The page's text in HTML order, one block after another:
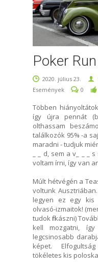
Poker
2020. július 23.
Események
0
Többen
így újra pennát
olthassam
találkozók 95% -a
maradni - tudjuk
_ _ d, sem a v_ _ _
voltam írni, így van
Múlt hétvégén a
voltunk
legyen ez egy kis
olvasó-izmaitok!
tudok firkászni)
kell mozgatni,
legcsinosabb
képet.
tökéletes kis